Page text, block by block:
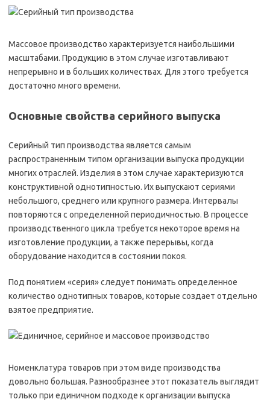
Массовое производство характеризуется наибольшими
масштабами. Продукцию в этом случае изготавливают
непрерывно и в больших количествах. Для этого требуется
достаточно много времени.
Основные свойства серийного выпуска
Серийный тип производства является самым
распространенным типом организации выпуска продукции
многих отраслей. Изделия в этом случае характеризуются
конструктивной однотипностью. Их выпускают сериями
небольшого, среднего или крупного размера. Интервалы
повторяются с определенной периодичностью. В процессе
производственного цикла требуется некоторое время на
изготовление продукции, а также перерывы, когда
оборудование находится в состоянии покоя.
Под понятием «серия» следует понимать определенное
количество однотипных товаров, которые создает отдельно
взятое предприятие.
Номенклатура товаров при этом виде производства
довольно большая. Разнообразнее этот показатель выглядит
только при единичном подходе к организации выпуска